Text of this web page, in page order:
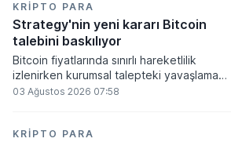
elde edilen dijital paraların belirli şartlar
altında dolaşımına ve menkul kıymet
alımlarında kullanılmasına olanak sağlanıyor.
KRIPTO PARA
Strategy'nin yeni kararı Bitcoin
talebini baskılıyor
Bitcoin fiyatlarında sınırlı hareketlilik
izlenirken kurumsal talepteki yavaşlama
piyasa dinamiklerini etkiliyor. ABD Merkez
çalışmalarındaki belirsizliklerle baskı altında
03 Ağustos 2026 07:58
KRIPTO PARA